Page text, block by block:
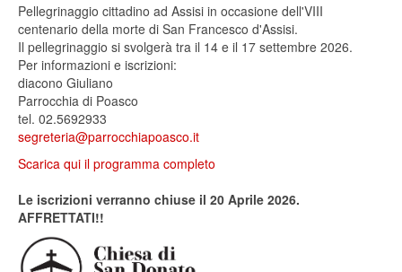
Pellegrinaggio cittadino ad Assisi in occasione dell'VIII
centenario della morte di San Francesco d'Assisi.
Il pellegrinaggio si svolgerà tra il 14 e il 17 settembre 2026.
Per informazioni e iscrizioni:
diacono Giuliano
Parrocchia di Poasco
tel. 02.5692933
segreteria@parrocchiapoasco.it
Scarica qui il programma completo
Le iscrizioni verranno chiuse il 20 Aprile 2026.
AFFRETTATI!!